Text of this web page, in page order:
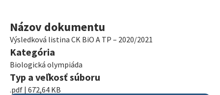
Názov dokumentu
Výsledková listina CK BiO A TP – 2020/2021
Kategória
Biologická olympiáda
Typ a veľkosť súboru
.pdf | 672,64 KB